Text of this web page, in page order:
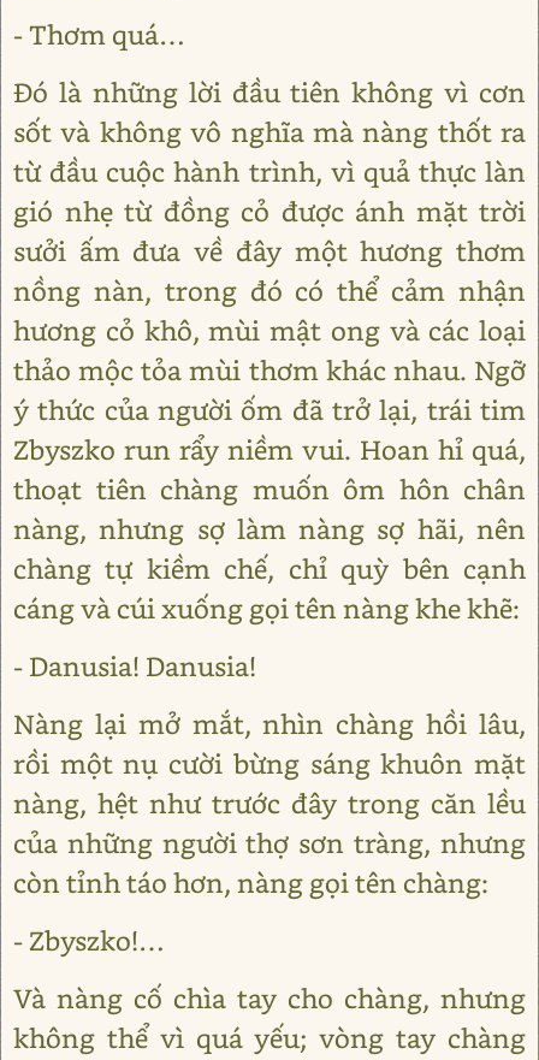
- Thơm quá…
Đó là những lời đầu tiên không vì cơn
sốt và không vô nghĩa mà nàng thốt ra
từ đầu cuộc hành trình, vì quả thực làn
gió nhẹ từ đồng cỏ được ánh mặt trời
sưởi ấm đưa về đây một hương thơm
nồng nàn, trong đó có thể cảm nhận
hương cỏ khô, mùi mật ong và các loại
thảo mộc tỏa mùi thơm khác nhau. Ngỡ
ý thức của người ốm đã trở lại, trái tim
Zbyszko run rẩy niềm vui. Hoan hỉ quá,
thoạt tiên chàng muốn ôm hôn chân
nàng, nhưng sợ làm nàng sợ hãi, nên
chàng tự kiềm chế, chỉ quỳ bên cạnh
cáng và cúi xuống gọi tên nàng khe khẽ:
- Danusia! Danusia!
Nàng lại mở mắt, nhìn chàng hồi lâu,
rồi một nụ cười bừng sáng khuôn mặt
nàng, hệt như trước đây trong căn lều
của những người thợ sơn tràng, nhưng
còn tỉnh táo hơn, nàng gọi tên chàng:
- Zbyszko!…
Và nàng cố chìa tay cho chàng, nhưng
không thể vì quá yếu; vòng tay chàng